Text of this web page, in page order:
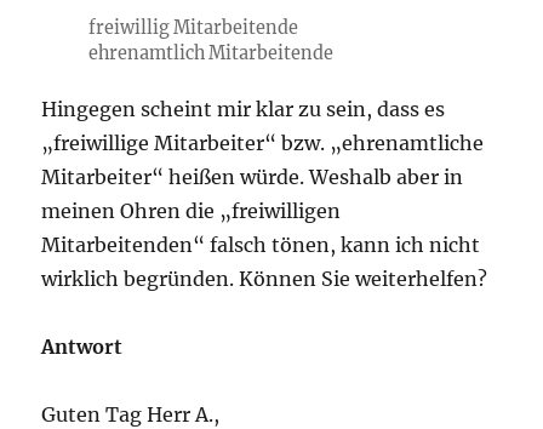
freiwillig Mitarbeitende
ehrenamtlich Mitarbeitende
Hingegen scheint mir klar zu sein, dass es
„freiwillige Mitarbeiter“ bzw. „ehrenamtliche
Mitarbeiter“ heißen würde. Weshalb aber in
meinen Ohren die „freiwilligen
Mitarbeitenden“ falsch tönen, kann ich nicht
wirklich begründen. Können Sie weiterhelfen?
Antwort
Guten Tag Herr A.,